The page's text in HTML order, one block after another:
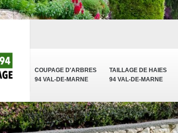
COUPAGE D'ARBRES
94 VAL-DE-MARNE
TAILLAGE DE HAIES
94 VAL-DE-MARNE